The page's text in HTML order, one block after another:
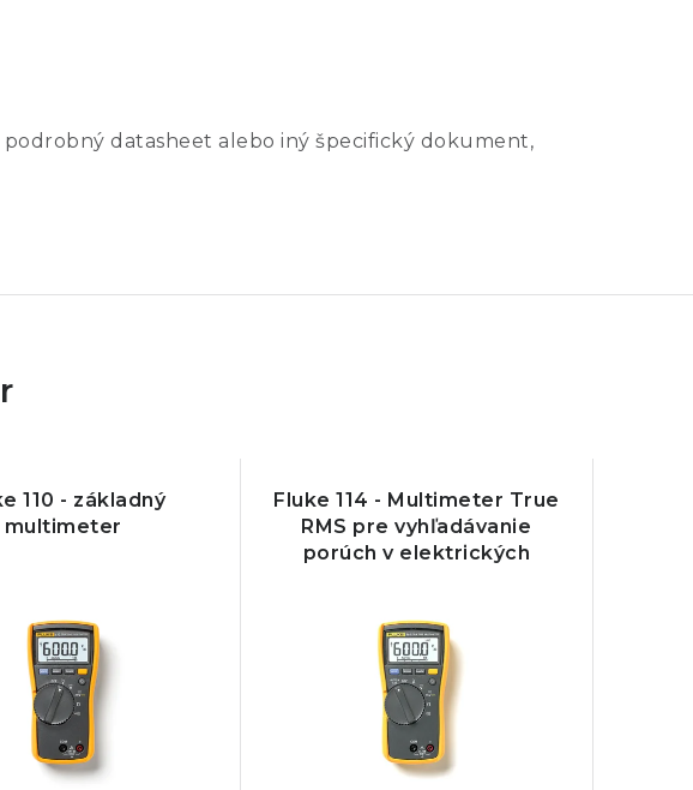
datasheet alebo iný špecifický dokument,
110 - základný
multimeter
Fluke 114 - Multimeter True
RMS pre vyhľadávanie
porúch v elektrických